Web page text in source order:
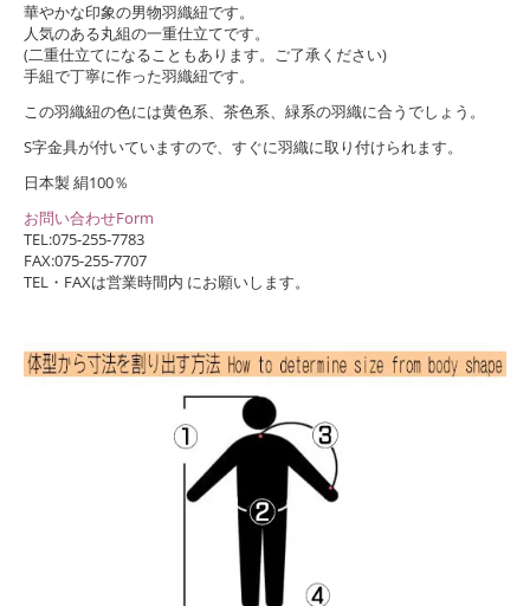
華やかな印象の男物羽織紐です。
人気のある丸組の一重仕立てです。
(二重仕立てになることもあります。ご了承ください)
手組で丁寧に作った羽織紐です。
この羽織紐の色には黄色系、茶色系、緑系の羽織に合うでしょう。
S字金具が付いていますので、すぐに羽織に取り付けられます。
日本製 絹100％
お問い合わせForm
TEL:075-255-7783
FAX:075-255-7707
TEL・FAXは営業時間内 にお願いします。